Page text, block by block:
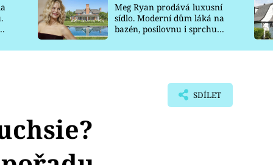
Meg Ryan prodává luxusní
sídlo. Moderní dům láká na
bazén, posilovnu i sprchu
SDÍLET